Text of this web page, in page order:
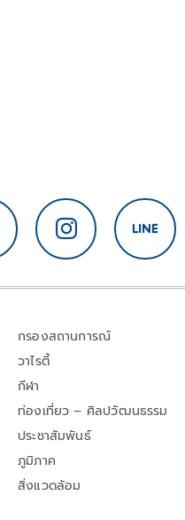
กรองสถานการณ์
วาไรตี้
กีฬา
ท่องเที่ยว – ศิลปวัฒนธรรม
ประชาสัมพันธ์
ภูมิภาค
สิ่งแวดล้อม